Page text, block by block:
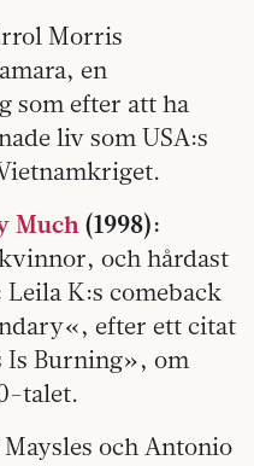
Morris
en
som ­efter att ha
liv som USA:s
Much(1998):
och hårdast
K:s comeback
efter ett citat
Is Burning», om
talet.
och Antonio